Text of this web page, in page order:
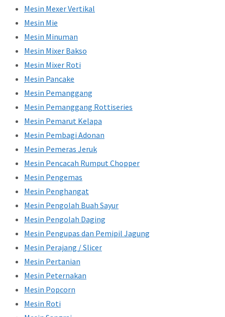
Mesin Mexer Vertikal
Mesin Mie
Mesin Minuman
Mesin Mixer Bakso
Mesin Mixer Roti
Mesin Pancake
Mesin Pemanggang
Mesin Pemanggang Rottiseries
Mesin Pemarut Kelapa
Mesin Pembagi Adonan
Mesin Pemeras Jeruk
Mesin Pencacah Rumput Chopper
Mesin Pengemas
Mesin Penghangat
Mesin Pengolah Buah Sayur
Mesin Pengolah Daging
Mesin Pengupas dan Pemipil Jagung
Mesin Perajang / Slicer
Mesin Pertanian
Mesin Peternakan
Mesin Popcorn
Mesin Roti